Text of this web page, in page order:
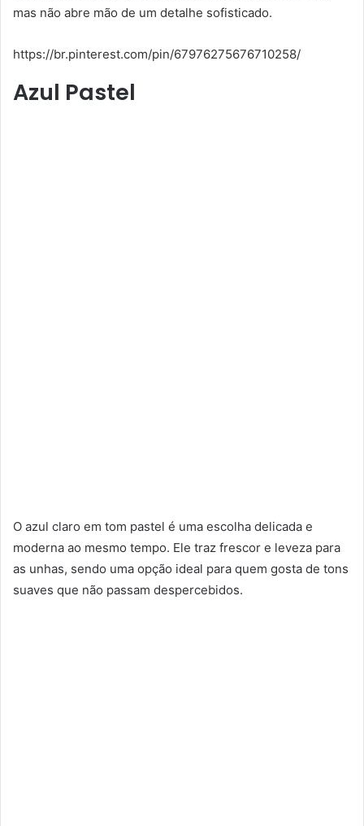
mas não abre mão de um detalhe sofisticado.
https://br.pinterest.com/pin/67976275676710258/
Azul Pastel
O azul claro em tom pastel é uma escolha delicada e
moderna ao mesmo tempo. Ele traz frescor e leveza para
as unhas, sendo uma opção ideal para quem gosta de tons
suaves que não passam despercebidos.